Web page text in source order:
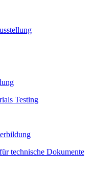
Testing
technische Dokumente